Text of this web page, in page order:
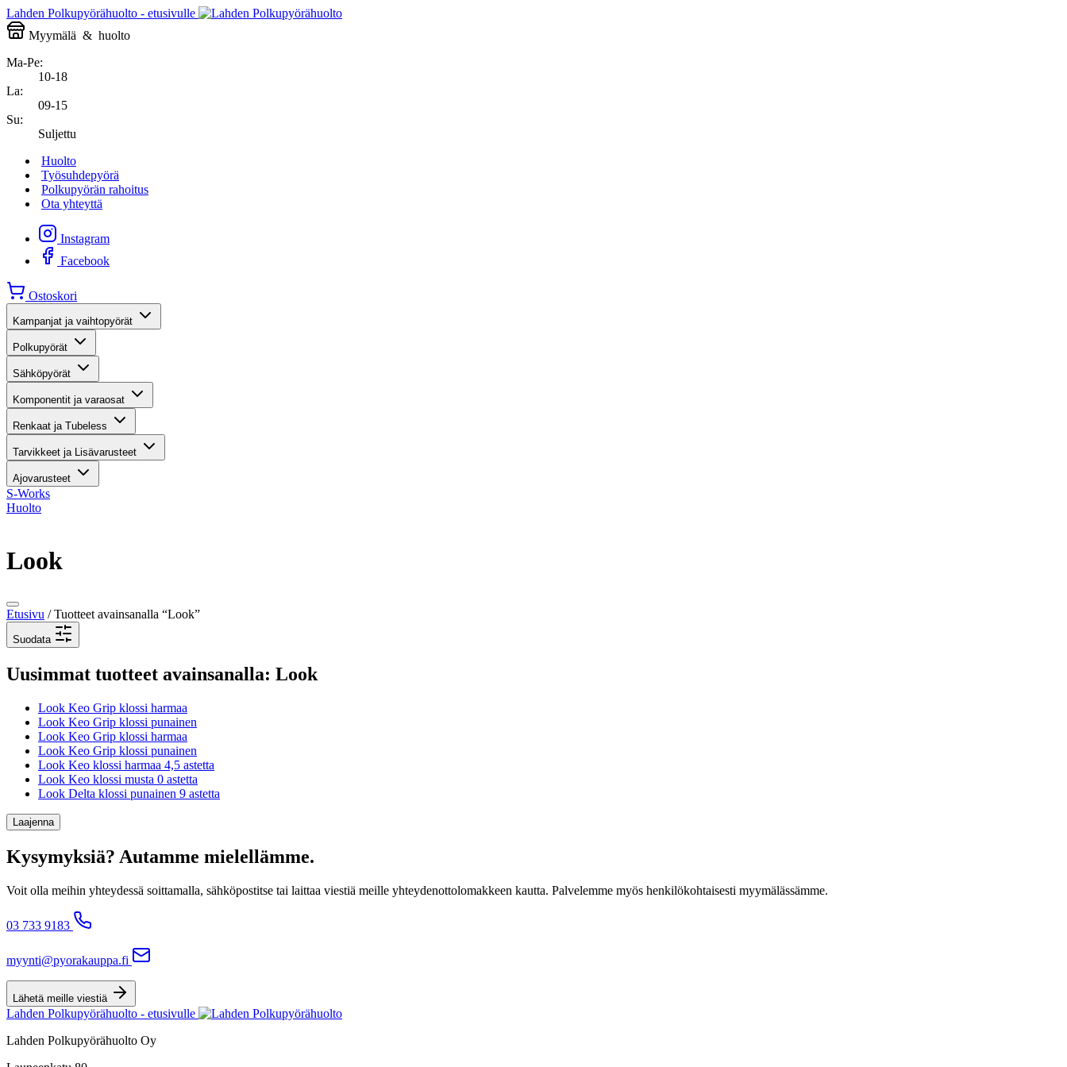
Lahden Polkupyörähuolto - etusivulle
Myymälä & huolto
Ma-Pe:
10-18
La:
09-15
Su:
Suljettu
Huolto
Työsuhdepyörä
Polkupyörän rahoitus
Ota yhteyttä
Instagram
Facebook
Ostoskori
Kampanjat ja vaihtopyörät
Polkupyörät
Sähköpyörät
Komponentit ja varaosat
Renkaat ja Tubeless
Tarvikkeet ja Lisävarusteet
Ajovarusteet
S-Works
Huolto
Look
Etusivu / Tuotteet avainsanalla “Look”
Suodata
Uusimmat tuotteet avainsanalla: Look
Look Keo Grip klossi harmaa
Look Keo Grip klossi punainen
Look Keo Grip klossi harmaa
Look Keo Grip klossi punainen
Look Keo klossi harmaa 4,5 astetta
Look Keo klossi musta 0 astetta
Look Delta klossi punainen 9 astetta
Laajenna
Kysymyksiä? Autamme mielellämme.
Voit olla meihin yhteydessä soittamalla, sähköpostitse tai laittaa viestiä meille yhteydenottolomakkeen kautta. Palvelemme myös henkilökohtaisesti myymälässämme.
03 733 9183
myynti@pyorakauppa.fi
Lähetä meille viestiä
Lahden Polkupyörähuolto - etusivulle
Lahden Polkupyörähuolto Oy